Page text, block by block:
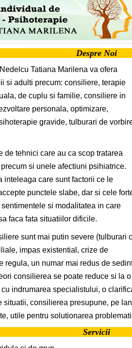
Despre Noi
Tatiana Marilena va ofera
si adulti precum: consiliere, terapie
de cuplu si familie, consiliere in
personala, optimizare,
gravide, tulburari de
de tehnici care au ca scop tratarea
si unele afectiuni psihiatrice.
inteleaga care sunt factorii ce le
punctele slabe, dar si cele
si modalitatea in care
faca fata situatiilor dificile.
sunt mai putin severe (tulburari
impas existential, crize de
regula, un numar mai redus de
consilierea se poate reduce si la
indrumarea specialistului, o
situatii, consilierea presupune, pe
utile pentru solutionarea
Servicii